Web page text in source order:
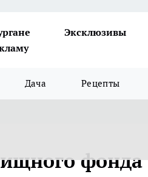
Эксклюзивы
Дача Рецепты
фонда